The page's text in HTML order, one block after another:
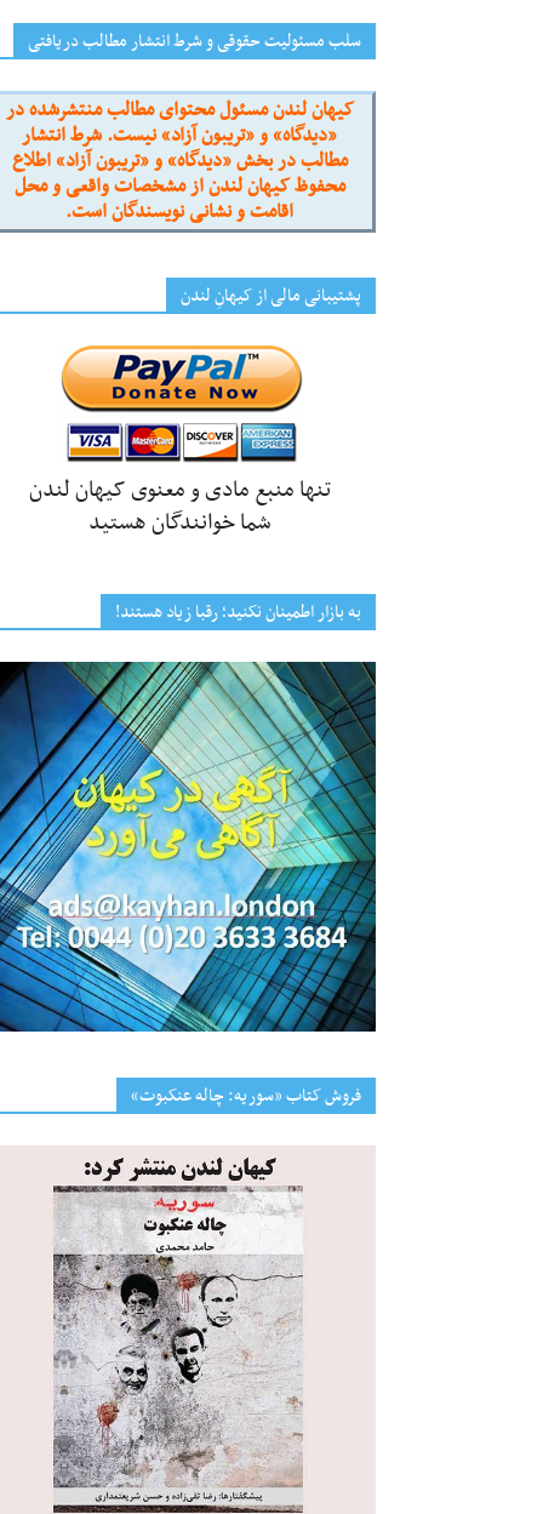
سلب مسئولیت حقوقی و شرط انتشار مطالب دریافتی
کیهان لندن مسئول محتوای مطالب منتشرشده در
«دیدگاه» و «تریبون آزاد» نیست. شرط انتشار
مطالب در بخش «دیدگاه» و «تریبون آزاد» اطلاع
محفوظ کیهان لندن از مشخصات واقعی و محل
اقامت و نشانی نویسندگان است.
پشتیبانی مالی از کیهانِ لندن
تنها منبع مادی و معنوی کیهان لندن
شما خوانندگان هستید
به بازار اطمینان نکنید؛ رقبا زیاد هستند!
فروش کتاب «سوریه: چاله عنکبوت»